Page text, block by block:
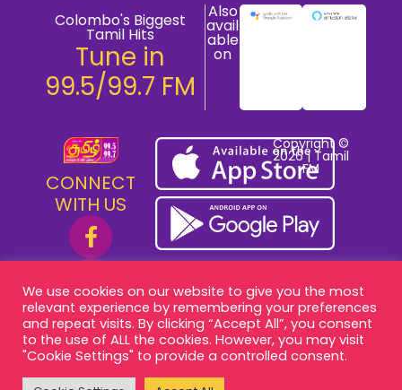
Colombo's Biggest
Tamil Hits
Tune in
99.5/99.7 FM
Also
avail
able
on
CONNECT
WITH US
Copyright ©
2026 | Tamil
FM
We use cookies on our website to give you the most
relevant experience by remembering your preferences
and repeat visits. By clicking “Accept All”, you consent
to the use of ALL the cookies. However, you may visit
"Cookie Settings" to provide a controlled consent.